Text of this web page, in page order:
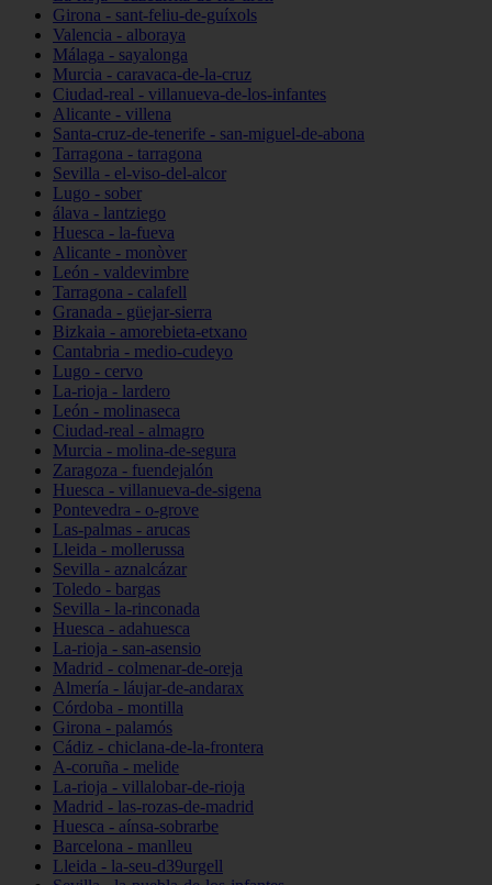
Girona - sant-feliu-de-guíxols
Valencia - alboraya
Málaga - sayalonga
Murcia - caravaca-de-la-cruz
Ciudad-real - villanueva-de-los-infantes
Alicante - villena
Santa-cruz-de-tenerife - san-miguel-de-abona
Tarragona - tarragona
Sevilla - el-viso-del-alcor
Lugo - sober
álava - lantziego
Huesca - la-fueva
Alicante - monòver
León - valdevimbre
Tarragona - calafell
Granada - güejar-sierra
Bizkaia - amorebieta-etxano
Cantabria - medio-cudeyo
Lugo - cervo
La-rioja - lardero
León - molinaseca
Ciudad-real - almagro
Murcia - molina-de-segura
Zaragoza - fuendejalón
Huesca - villanueva-de-sigena
Pontevedra - o-grove
Las-palmas - arucas
Lleida - mollerussa
Sevilla - aznalcázar
Toledo - bargas
Sevilla - la-rinconada
Huesca - adahuesca
La-rioja - san-asensio
Madrid - colmenar-de-oreja
Almería - láujar-de-andarax
Córdoba - montilla
Girona - palamós
Cádiz - chiclana-de-la-frontera
A-coruña - melide
La-rioja - villalobar-de-rioja
Madrid - las-rozas-de-madrid
Huesca - aínsa-sobrarbe
Barcelona - manlleu
Lleida - la-seu-d39urgell